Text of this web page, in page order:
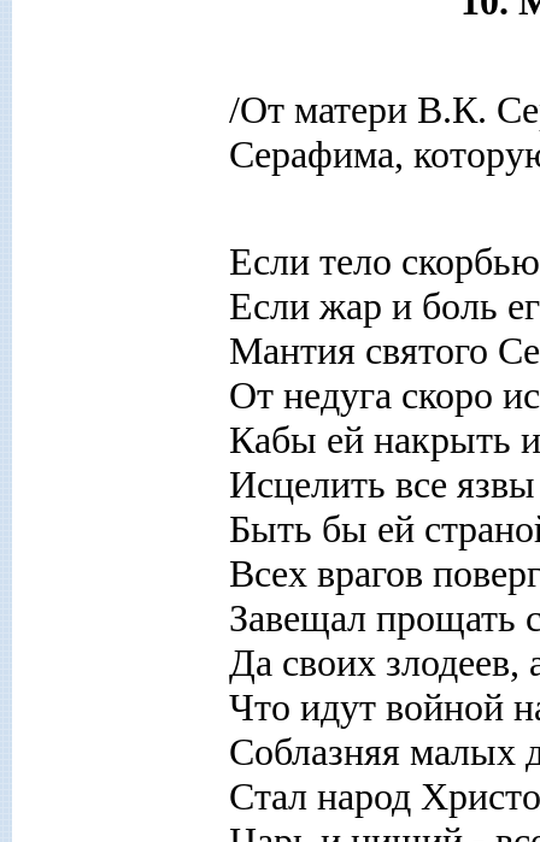
/От матери В.К.
Серафима,
Если тело
Если жар и боль
Мантия святого
От недуга скоро
Кабы ей накрыть
Исцелить все
Быть бы ей
Всех врагов
Завещал прощать
Да своих злодеев,
Что идут войной
Соблазняя малых
Стал народ